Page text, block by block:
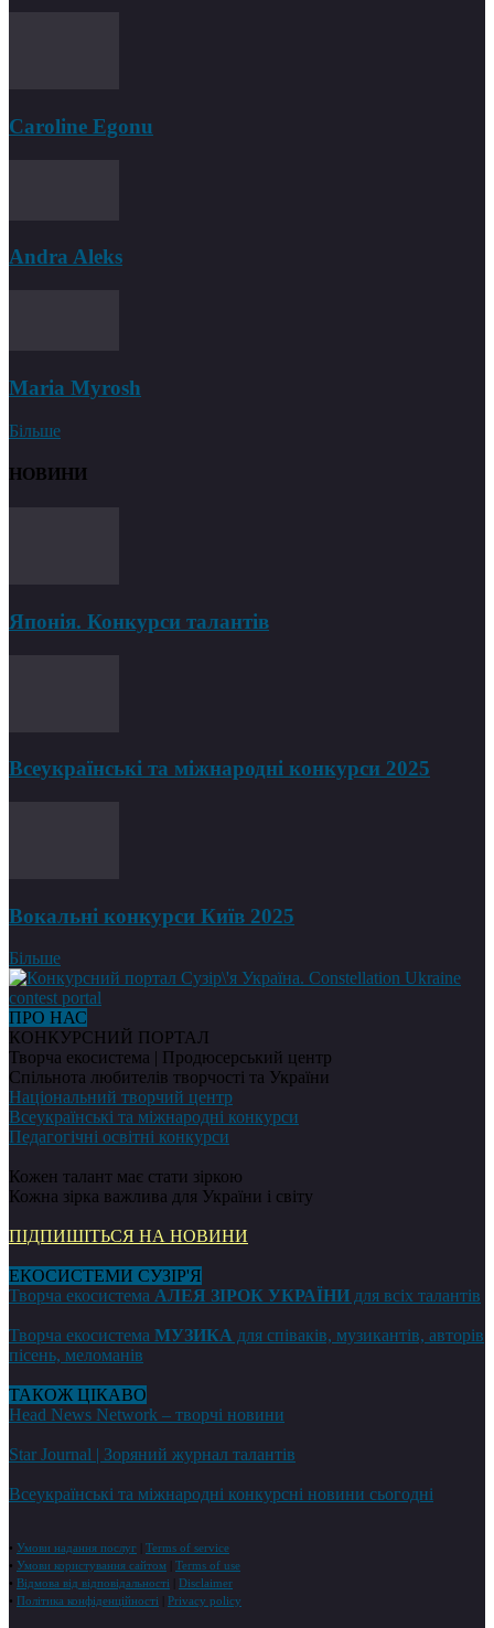
Caroline Egonu
Andra Aleks
Maria Myrosh
Більше
НОВИНИ
Японія. Конкурси талантів
Всеукраїнські та міжнародні конкурси 2025
Вокальні конкурси Київ 2025
Більше
ПРО НАС
КОНКУРСНИЙ ПОРТАЛ
Творча екосистема | Продюсерський центр
Спільнота любителів творчості та України
Національний творчий центр
Всеукраїнські та міжнародні конкурси
Педагогічні освітні конкурси
Кожен талант має стати зіркою
Кожна зірка важлива для України і світу
ПІДПИШІТЬСЯ НА НОВИНИ
ЕКОСИСТЕМИ СУЗІР'Я
Творча екосистема АЛЕЯ ЗІРОК УКРАЇНИ для всіх талантів
Творча екосистема МУЗИКА для співаків, музикантів, авторів
пісень, меломанів
ТАКОЖ ЦІКАВО
Head News Network – творчі новини
Star Journal | Зоряний журнал талантів
Всеукраїнські та міжнародні конкурсні новини сьогодні
• Умови надання послуг
Terms of service
• Умови користування сайтом
Terms of use
• Відмова від відповідальності
Disclaimer
• Політика конфіденційності Privacy policy